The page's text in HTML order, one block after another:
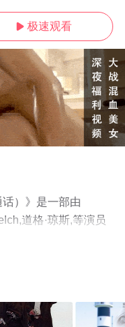
 极速观看
）》是一部由
道格·琼斯,等演员
清未删减完整版电